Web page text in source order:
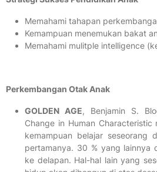
Memahami tahapan
Kemampuan menemukan bakat
Memahami mulitple intelligence
Perkembangan Otak Anak
GOLDEN AGE, Benjamin S.
Change in Human
kemampuan belajar seseorang
pertamanya. 30 % yang lainnya
ke delapan. Hal-hal lain yang